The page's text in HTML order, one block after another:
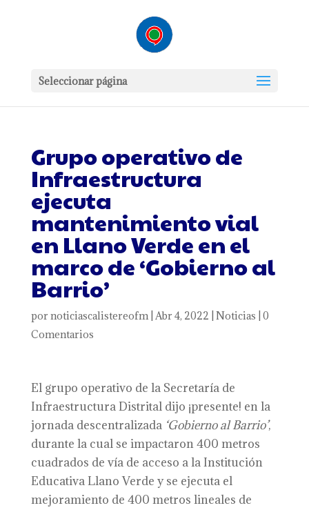
Seleccionar página
Grupo operativo de
Infraestructura
ejecuta
mantenimiento vial
en Llano Verde en el
marco de ‘Gobierno al
Barrio’
por noticiascalistereofm| Abr 4, 2022 Noticias 0
Comentarios
El grupo operativo de la Secretaría de
Infraestructura Distrital dijo ¡presente! en la
jornada descentralizada ‘Gobierno al Barrio’,
durante la cual se impactaron 400 metros
cuadrados de vía de acceso a la Institución
Educativa Llano Verde y se ejecuta el
mejoramiento de 400 metros lineales de